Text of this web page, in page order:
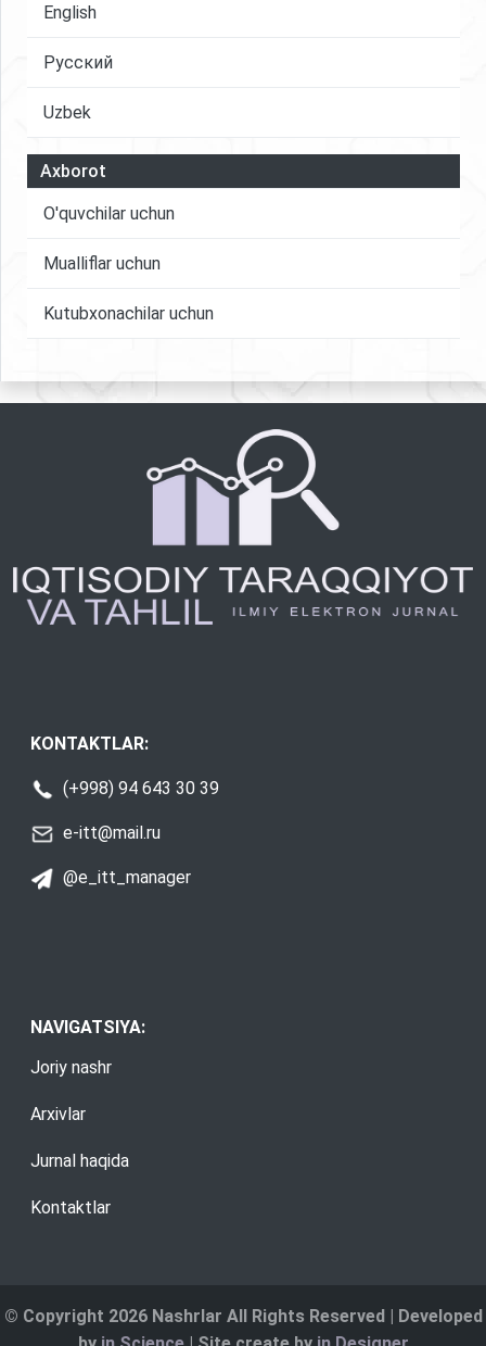
English
Русский
Uzbek
Axborot
O'quvchilar uchun
Mualliflar uchun
Kutubxonachilar uchun
KONTAKTLAR:
(+998) 94 643 30 39
e-itt@mail.ru
@e_itt_manager
NAVIGATSIYA:
Joriy nashr
Arxivlar
Jurnal haqida
Kontaktlar
© Copyright 2026 Nashrlar All Rights Reserved | Developed